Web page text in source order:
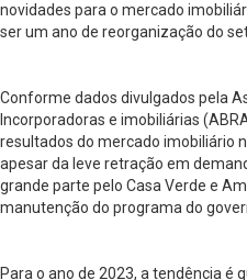
novidades para o mercado
ser um ano de reorganização do
Conforme dados divulgados pela
Incorporadoras e imobiliárias
resultados do mercado imobiliário
apesar da leve retração em
grande parte pelo Casa Verde e
manutenção do programa do
Para o ano de 2023, a tendência é